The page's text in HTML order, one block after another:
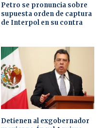
Petro se pronuncia sobre
supuesta orden de captura
de Interpol en su contra
Detienen al exgobernador